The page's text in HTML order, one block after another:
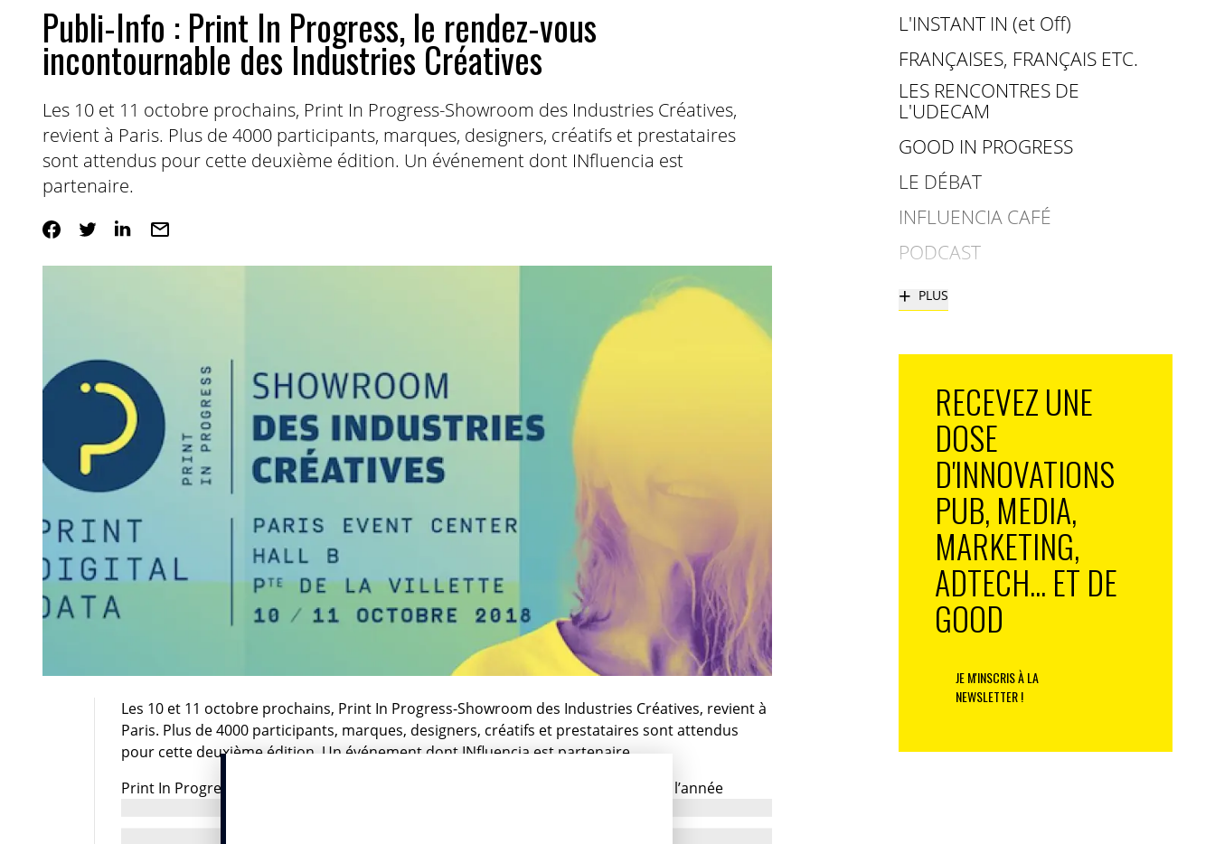
Publi-Info : Print In Progress, le rendez-vous
incontournable des Industries Créatives
Les 10 et 11 octobre prochains, Print In Progress-Showroom des Industries Créatives,
revient à Paris. Plus de 4000 participants, marques, designers, créatifs et prestataires
sont attendus pour cette deuxième édition. Un événement dont INfluencia est
partenaire.
Les 10 et 11 octobre prochains, Print In Progress-Showroom des Industries Créatives, revient à
Paris. Plus de 4000 participants, marques, designers, créatifs et prestataires sont attendus
pour cette deuxième édition. Un événement dont INfluencia est partenaire.
Print In Progress-Showroom des Industries Créatives, c’est un nouveau salon, né l’année
L'INSTANT IN (et Off)
FRANÇAISES, FRANÇAIS ETC.
LES RENCONTRES DE
L'UDECAM
GOOD IN PROGRESS
LE DÉBAT
INFLUENCIA CAFÉ
PODCAST
+ PLUS
RECEVEZ UNE
DOSE
D'INNOVATIONS
PUB, MEDIA,
MARKETING,
ADTECH... ET DE
GOOD
JE M'INSCRIS À LA
NEWSLETTER !